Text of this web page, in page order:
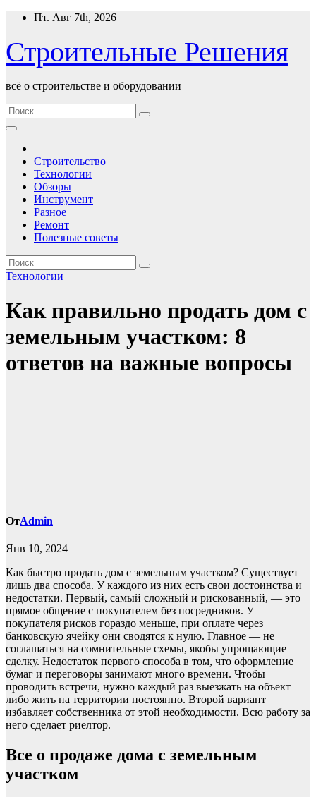
Перейти
содержимому
Пт. Авг 7th, 2026
Строительные Решения
всё о строительстве и оборудовании
Строительство
Технологии
Обзоры
Инструмент
Разное
Ремонт
Полезные советы
Технологии
Как правильно продать дом с
земельным участком: 8
ответов на важные вопросы
ОтAdmin
Янв 10, 2024
Как быстро продать дом с земельным участком? Существует
лишь два способа. У каждого из них есть свои достоинства и
недостатки. Первый, самый сложный и рискованный, — это
прямое общение с покупателем без посредников. У
покупателя рисков гораздо меньше, при оплате через
банковскую ячейку они сводятся к нулю. Главное — не
соглашаться на сомнительные схемы, якобы упрощающие
сделку. Недостаток первого способа в том, что оформление
бумаг и переговоры занимают много времени. Чтобы
проводить встречи, нужно каждый раз выезжать на объект
либо жить на территории постоянно. Второй вариант
избавляет собственника от этой необходимости. Всю работу за
него сделает риелтор.
Все о продаже дома с земельным
участком